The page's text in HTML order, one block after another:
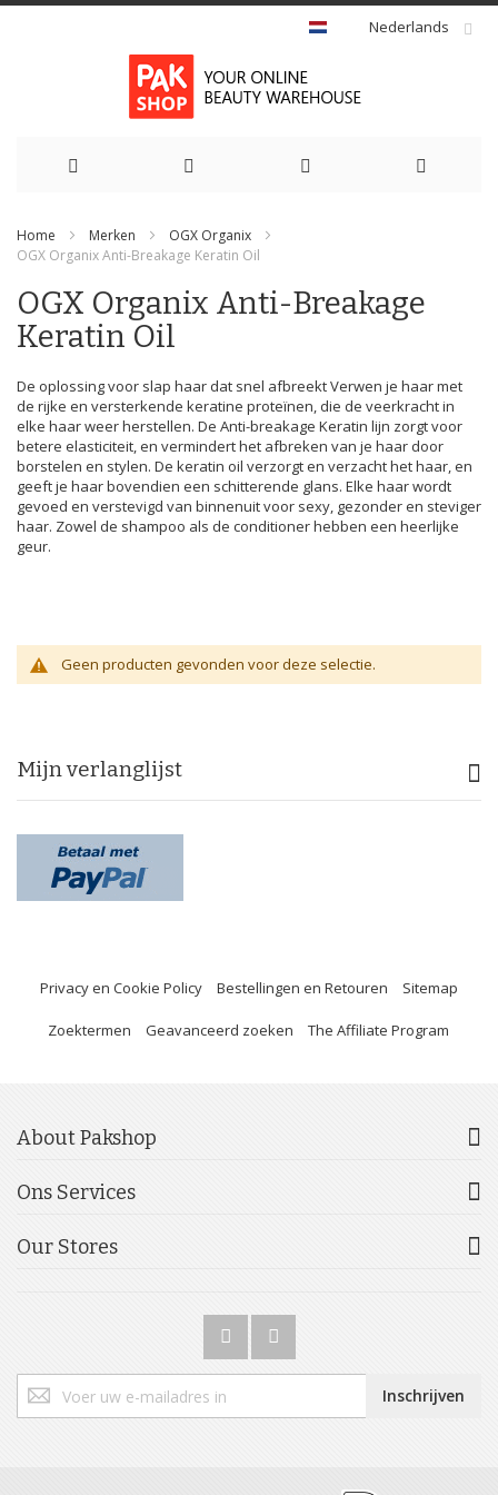
Nederlands
naar
de
inhoud
Home Merken
OGX Organix
OGX Organix Anti-Breakage Keratin Oil
OGX Organix Anti-Breakage
Keratin Oil
De oplossing voor slap haar dat snel afbreekt Verwen je haar met
de rijke en versterkende keratine proteïnen, die de veerkracht in
elke haar weer herstellen. De Anti-breakage Keratin lijn zorgt voor
betere elasticiteit, en vermindert het afbreken van je haar door
borstelen en stylen. De keratin oil verzorgt en verzacht het haar, en
geeft je haar bovendien een schitterende glans. Elke haar wordt
gevoed en verstevigd van binnenuit voor sexy, gezonder en steviger
haar. Zowel de shampoo als de conditioner hebben een heerlijke
geur.
Geen producten gevonden voor deze selectie.
Mijn verlanglijst
Privacy en Cookie Policy Bestellingen en Retouren Sitemap
Zoektermen Geavanceerd zoeken The Affiliate Program
About Pakshop
Ons Services
Our Stores
u
op
Inschrijven